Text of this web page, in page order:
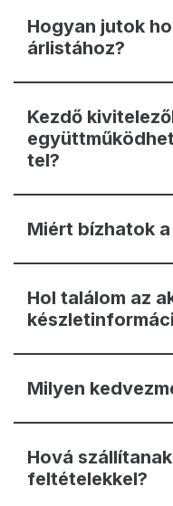
Hogyan jutok
árlistához?
Kezdő
tel?
Miért bízhatok a
Hol találom az
Milyen
Hová
feltételekkel?